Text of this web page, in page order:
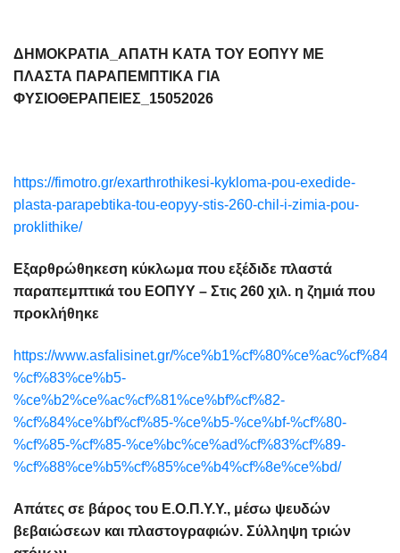
ΔΗΜΟΚΡΑΤΙΑ_ΑΠΑΤΗ ΚΑΤΑ ΤΟΥ ΕΟΠΥΥ ΜΕ
ΠΛΑΣΤΑ ΠΑΡΑΠΕΜΠΤΙΚΑ ΓΙΑ
ΦΥΣΙΟΘΕΡΑΠΕΙΕΣ_15052026
https://fimotro.gr/exarthrothikesi-kykloma-pou-exedide-
plasta-parapebtika-tou-eopyy-stis-260-chil-i-zimia-pou-
proklithike/
Εξαρθρώθηκεση κύκλωμα που εξέδιδε πλαστά
παραπεμπτικά του ΕΟΠΥΥ – Στις 260 χιλ. η ζημιά που
προκλήθηκε
https://www.asfalisinet.gr/
%cf%83%ce%b5-
%ce%b2%ce%ac%cf%81%ce%bf%cf%82-
%cf%84%ce%bf%cf%85-%ce%b5-%ce%bf-%cf%80-
%cf%85-%cf%85-%ce%bc%ce%ad%cf%83%cf%89-
%cf%88%ce%b5%cf%85%ce%b4%cf%8e%ce%bd/
Απάτες σε βάρος του Ε.Ο.Π.Υ.Υ., μέσω ψευδών
βεβαιώσεων και πλαστογραφιών. Σύλληψη τριών